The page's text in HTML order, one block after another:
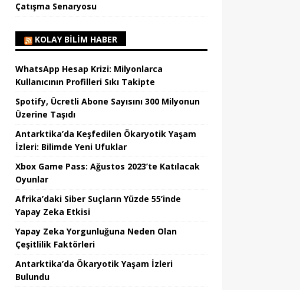
Çatışma Senaryosu
KOLAY BILIM HABER
WhatsApp Hesap Krizi: Milyonlarca
Kullanıcının Profilleri Sıkı Takipte
Spotify, Ücretli Abone Sayısını 300 Milyonun
Üzerine Taşıdı
Antarktika’da Keşfedilen Ökaryotik Yaşam
İzleri: Bilimde Yeni Ufuklar
Xbox Game Pass: Ağustos 2023’te Katılacak
Oyunlar
Afrika’daki Siber Suçların Yüzde 55’inde
Yapay Zeka Etkisi
Yapay Zeka Yorgunluğuna Neden Olan
Çeşitlilik Faktörleri
Antarktika’da Ökaryotik Yaşam İzleri
Bulundu